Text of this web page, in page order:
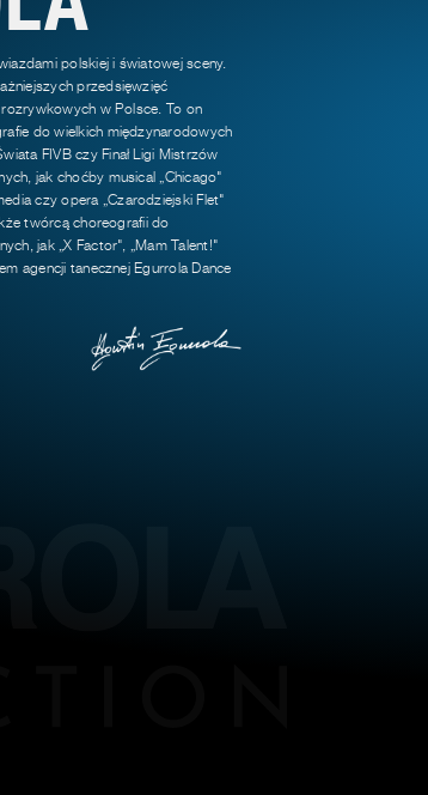
polskiej i światowej sceny.
przedsięwzięć
w Polsce. To on
do wielkich międzynarodowych
FIVB czy Finał Ligi Mistrzów
jak choćby musical „Chicago"
czy opera „Czarodziejski Flet"
twórcą choreografii do
jak „X Factor", „Mam Talent!"
agencji tanecznej Egurrola Dance